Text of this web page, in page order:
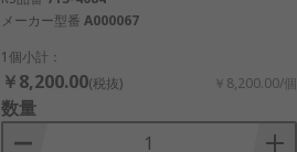
メーカー型番 A000067
1個小計：
￥8,200.00(税抜) ￥8,200.00/個
数量